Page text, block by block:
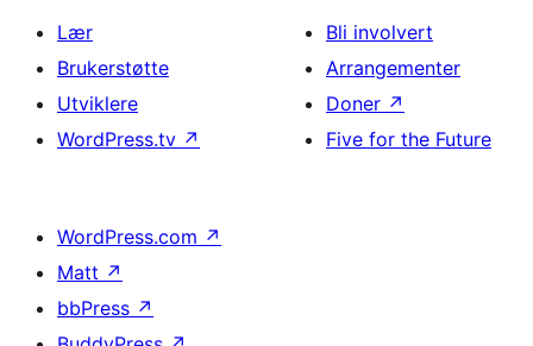
Lær
Brukerstøtte
Utviklere
WordPress.tv ↗
Bli involvert
Arrangementer
Doner ↗
Five for the Future
WordPress.com ↗
Matt ↗
bbPress ↗